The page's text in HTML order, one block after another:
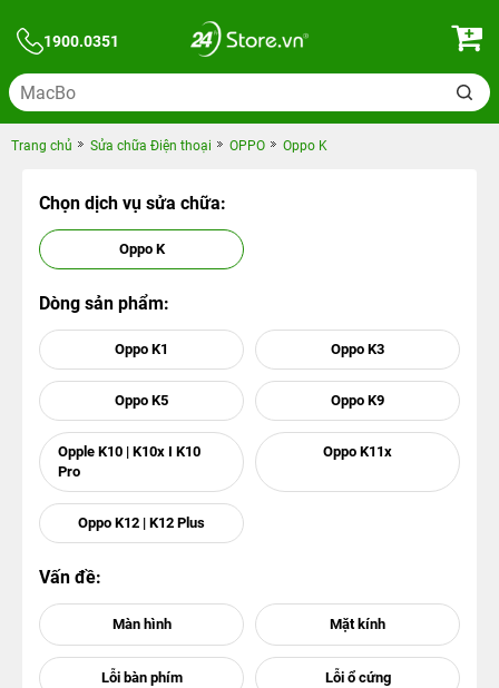
1900.0351
Trang chủ Sửa chữa Điện thoại OPPO Oppo K
Chọn dịch vụ sửa chữa:
Oppo K
Dòng sản phẩm:
Oppo K1 Oppo K3
Oppo K5 Oppo K9
Opple K10 | K10x I K10
Pro
Oppo K11x
Oppo K12 | K12 Plus
Vấn đề: